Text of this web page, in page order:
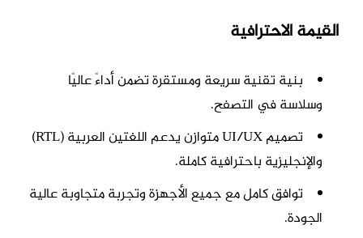
القيمة الاحترافية
بنية تقنية سريعة ومستقرة تضمن أداءً عاليًا
وسلاسة في التصفح.
تصميم UI/UX متوازن يدعم اللغتين العربية (RTL)
والإنجليزية باحترافية كاملة.
توافق كامل مع جميع الأجهزة وتجربة متجاوبة عالية
الجودة.